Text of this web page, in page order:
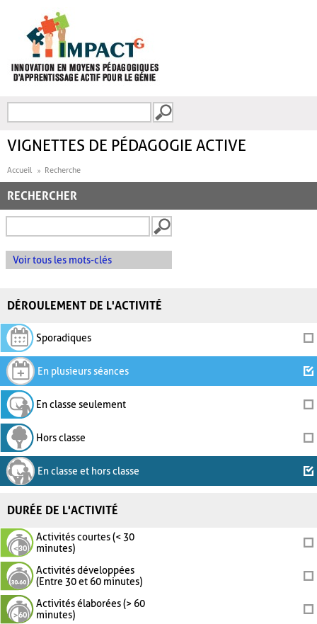
FORMULAIRE DE
VIGNETTES DE PÉDAGOGIE ACTIVE
Accueil Recherche
RECHERCHER
Voir tous les mots-clés
DÉROULEMENT DE L'ACTIVITÉ
Sporadiques
En plusieurs séances
En classe seulement
Hors classe
En classe et hors classe
DURÉE DE L'ACTIVITÉ
Activités courtes (< 30
minutes)
Activités développées
(Entre 30 et 60 minutes)
Activités élaborées (> 60
minutes)